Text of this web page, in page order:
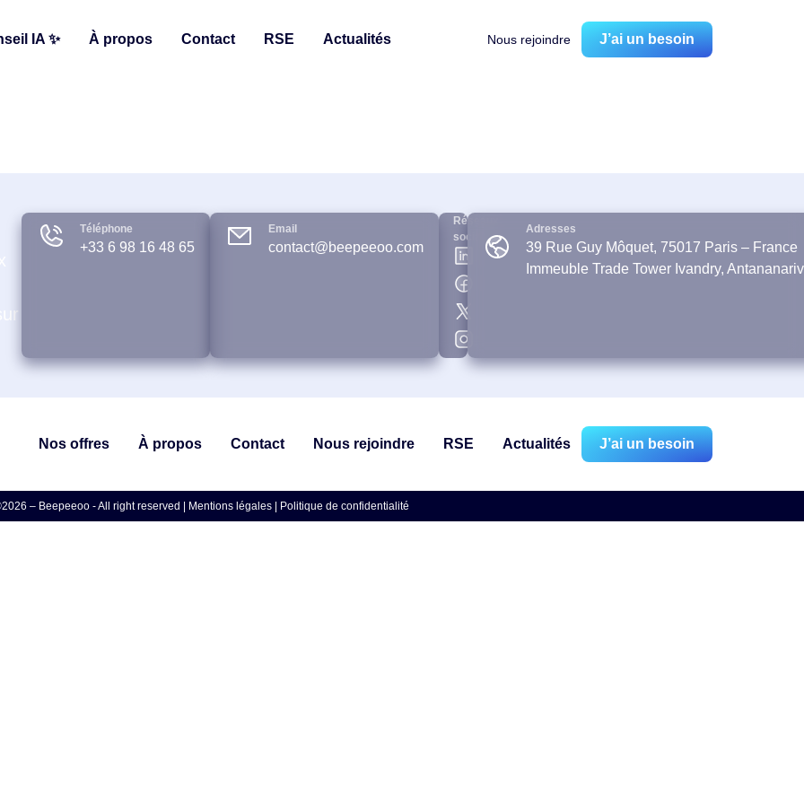
IA ✨ À propos Contact RSE Actualités Nous rejoindre J’ai un besoin
Téléphone
+33 6 98 16 48 65
Email
contact@beepeeoo.com
Réseaux
sociaux
Adresses
39 Rue Guy Môquet, 75017 Paris – France
Immeuble Trade Tower Ivandry,
Nos offres À propos Contact Nous rejoindre RSE Actualités J’ai un besoin
– Beepeeoo - All right reserved | Mentions légales| Politique de confidentialité